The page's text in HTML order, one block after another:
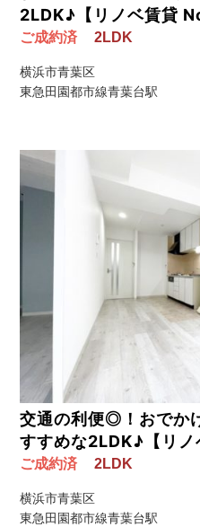
2LDK♪【リノベ賃貸
ご成約済 2LDK
横浜市青葉区
東急田園都市線青葉台駅
交通の利便◎！おでか
すすめな2LDK♪【リ
ご成約済 2LDK
横浜市青葉区
東急田園都市線青葉台駅